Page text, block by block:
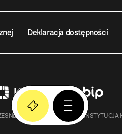
Deklaracja dostępności
W KRAKOWIE MOCAK – INSTYTUCJA